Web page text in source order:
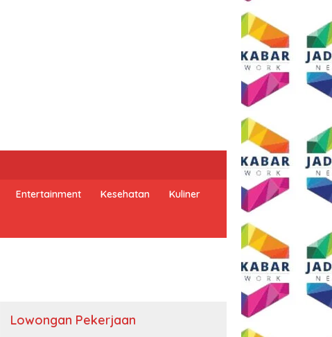
Entertainment Kesehatan Kuliner
Lowongan Pekerjaan